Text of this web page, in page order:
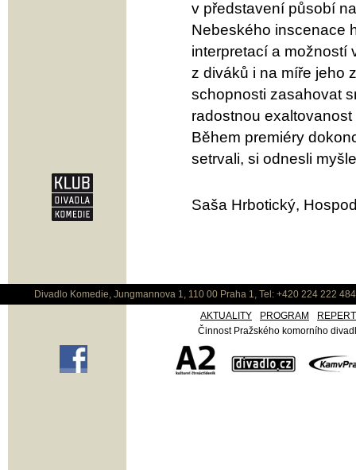
v představení působí
Nebeského inscenace
interpretací a možností
z diváků i na míře jeho
schopnosti zasahovat
radostnou
Během premiéry
setrvali, si odnesli
Saša Hrbotický,
Divadlo Komedie, Jungmannova 1, 110 00 Praha 1, Tel: +420 224 222
AKTUALITY
PROGRAM
Činnost Pražského komorního